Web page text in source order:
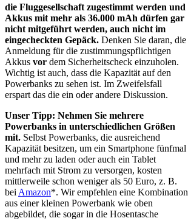
die Fluggesellschaft zugestimmt werden und
Akkus mit mehr als 36.000 mAh dürfen gar
nicht mitgeführt werden, auch nicht im
eingecheckten Gepäck. Denken Sie daran, die
Anmeldung für die zustimmungspflichtigen
Akkus vor dem Sicherheitscheck einzuholen.
Wichtig ist auch, dass die Kapazität auf den
Powerbanks zu sehen ist. Im Zweifelsfall
erspart das die ein oder andere Diskussion.
Unser Tipp: Nehmen Sie mehrere
Powerbanks in unterschiedlichen Größen
mit. Selbst Powerbanks, die ausreichend
Kapazität besitzen, um ein Smartphone fünfmal
und mehr zu laden oder auch ein Tablet
mehrfach mit Strom zu versorgen, kosten
mittlerweile schon weniger als 50 Euro, z. B.
bei Amazon*. Wir empfehlen eine Kombination
aus einer kleinen Powerbank wie oben
abgebildet, die sogar in die Hosentasche